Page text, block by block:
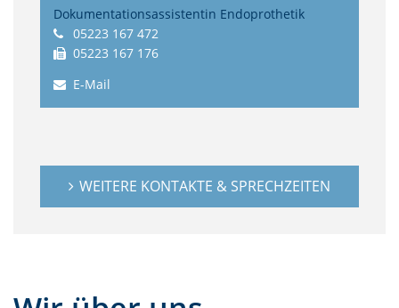
Dokumentationsassistentin Endoprothetik
05223 167 472
05223 167 176
E-Mail
WEITERE KONTAKTE & SPRECHZEITEN